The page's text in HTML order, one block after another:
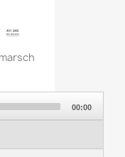
00:00